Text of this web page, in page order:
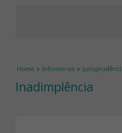
Home Informe-se
Inadimplência